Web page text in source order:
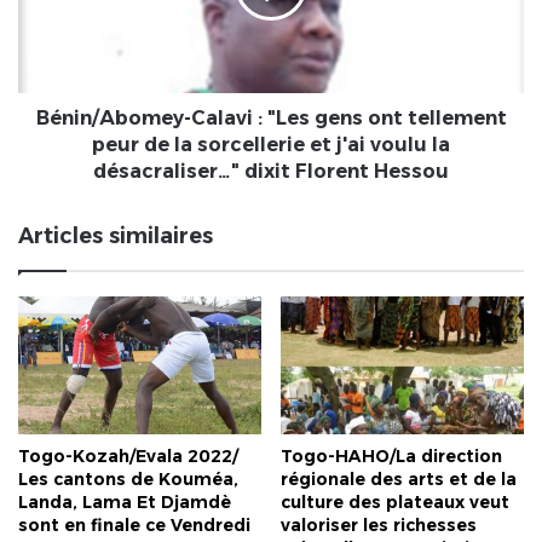
de
la
désacraliser…"
dixit
Florent
Hessou
Bénin/Abomey-Calavi : "Les gens ont tellement
peur de la sorcellerie et j'ai voulu la
désacraliser…" dixit Florent Hessou
Articles similaires
Togo-Kozah/Evala 2022/
Les cantons de Kouméa,
Landa, Lama Et Djamdè
sont en finale ce Vendredi
Togo-HAHO/La direction
régionale des arts et de la
culture des plateaux veut
valoriser les richesses